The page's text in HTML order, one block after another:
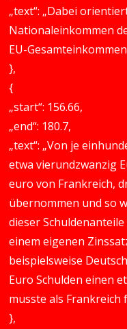
„text“: „Dabei
Nationaleinkommen
EU-
},
{
„start“: 156.66,
„end“: 180.7,
„text“: „Von je
etwa vierundzwanzig
euro von Frankreich,
übernommen und so
dieser
einem eigenen
beispielsweise
Euro Schulden einen
musste als Frankreich
},